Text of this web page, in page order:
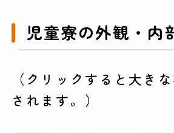
児童寮の外観・内
（クリックすると大き
されます。）